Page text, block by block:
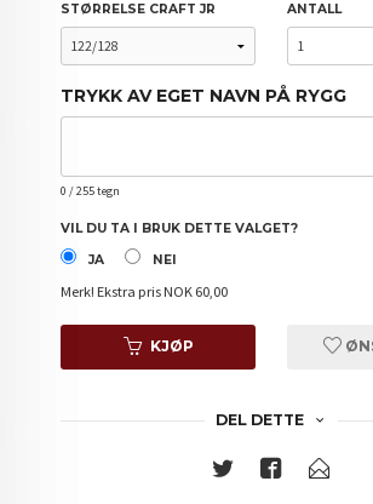
STØRRELSE CRAFT JR ANTALL
TRYKK AV EGET NAVN PÅ RYGG
0 / 255 tegn
VIL DU TA I BRUK DETTE VALGET?
JA
NEI
Merk! Ekstra pris NOK 60,00
KJØP
DEL DETTE